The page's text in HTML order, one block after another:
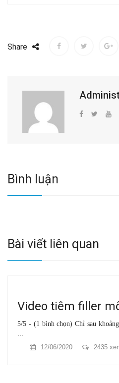
Share
Bình luận
Bài viết liên quan
Video tiêm filler
5/5 - (1 bình chọn) Chỉ sau
12/06/2020
2435